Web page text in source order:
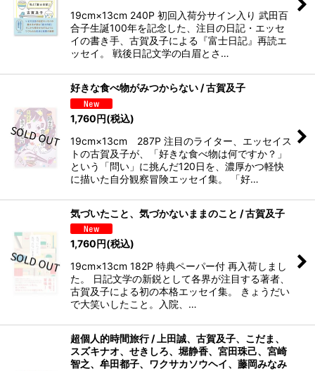
19cm×13cm 240P 初回入荷分サイン入り 武田百
合子生誕100年を記念した、注目の日記・エッセ
イの書き手、古賀及子による『富士日記』再読エ
ッセイ。 戦後日記文学の白眉とさ…
好きな食べ物がみつからない / 古賀及子
1,760円(税込)
19cm×13cm 287P 注目のライター、エッセイス
トの古賀及子が、「好きな食べ物は何ですか？」
という「問い」に挑んだ120日を、濃厚かつ軽快
に描いた自分観察冒険エッセイ集。 「好…
気づいたこと、気づかないままのこと / 古賀及子
1,760円(税込)
19cm×13cm 182P 特典ペーパー付 再入荷しまし
た。 日記文学の新鋭として各界が注目する著者、
古賀及子による初の本格エッセイ集。 きょうだい
で大笑いしたこと。入院、…
超個人的時間旅行 / 上田誠、古賀及子、こだま、
スズキナオ、せきしろ、堀静香、宮田珠己、宮崎
智之、牟田都子、ワクサカソウヘイ、藤岡みなみ